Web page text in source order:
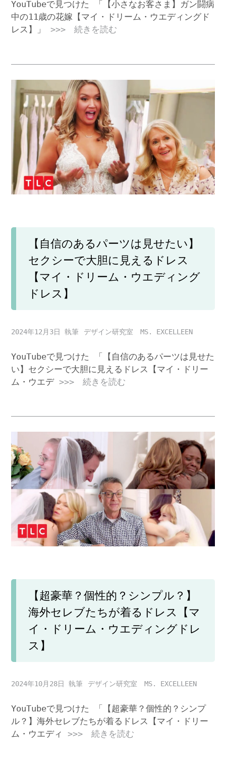
YouTubeで見つけた 「【小さなお客さま】ガン闘病
中の11歳の花嫁【マイ・ドリーム・ウエディングド
レス】」 >>> 続きを読む
【自信のあるパーツは見せたい】
セクシーで大胆に見えるドレス
【マイ・ドリーム・ウエディング
ドレス】
2024年12月3日 デザイン研究室 MS. EXCELLEEN
YouTubeで見つけた 「【自信のあるパーツは見せた
い】セクシーで大胆に見えるドレス【マイ・ドリー
ム・ウエデ >>> 続きを読む
【超豪華？個性的？シンプル？】
海外セレブたちが着るドレス【マ
イ・ドリーム・ウエディングドレ
ス】
2024年10月28日 デザイン研究室 MS. EXCELLEEN
YouTubeで見つけた 「【超豪華？個性的？シンプ
ル？】海外セレブたちが着るドレス【マイ・ドリー
ム・ウエディ >>> 続きを読む